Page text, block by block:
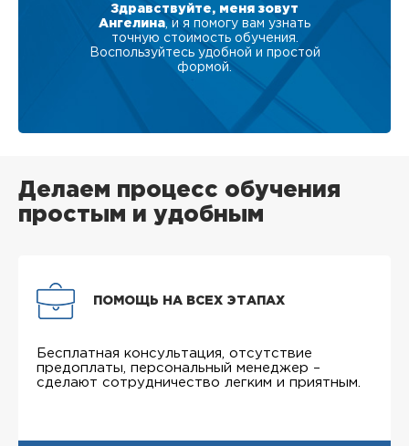
Здравствуйте, меня зовут
Ангелина , и я помогу вам узнать
точную стоимость обучения.
Воспользуйтесь удобной и простой
формой.
Делаем процесс обучения
простым и удобным
ПОМОЩЬ НА ВСЕХ ЭТАПАХ
Бесплатная консультация, отсутствие
предоплаты, персональный менеджер –
сделают сотрудничество легким и приятным.